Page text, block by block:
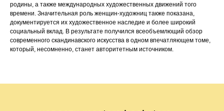
родины, а также международных художественных движений того
времени. Значительная роль женщин-художниц также показана,
документируется их художественное наследие и более широкий
социальный вклад. В результате получился всеобъемлющий обзор
современного скандинавского искусства в одном впечатляющем томе,
который, несомненно, станет авторитетным источником.